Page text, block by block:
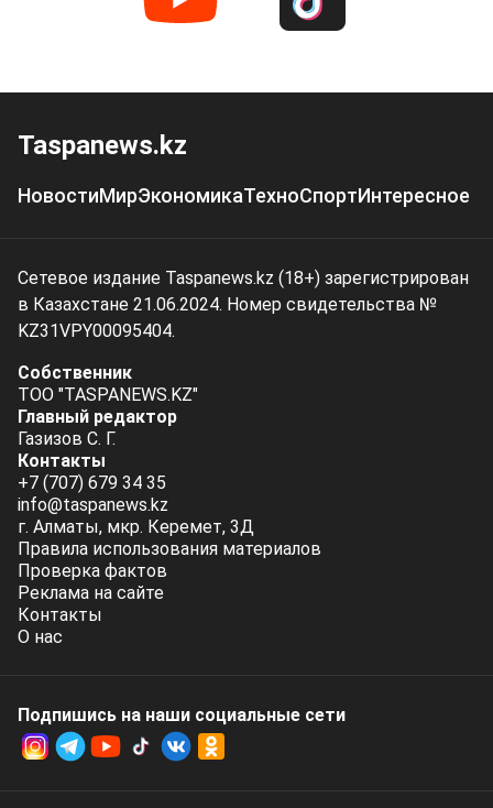
Taspanews.kz
НовостиМирЭкономикаТехноСпортИнтересное
Сетевое издание Taspanews.kz (18+) зарегистрирован
в Казахстане 21.06.2024. Номер свидетельства №
KZ31VPY00095404.
Собственник
ТОО "TASPANEWS.KZ"
Главный редактор
Газизов С. Г.
Контакты
+7 (707) 679 34 35
info@taspanews.kz
г. Алматы, мкр. Керемет, 3Д
Правила использования материалов
Проверка фактов
Реклама на сайте
Контакты
О нас
Подпишись на наши социальные cети